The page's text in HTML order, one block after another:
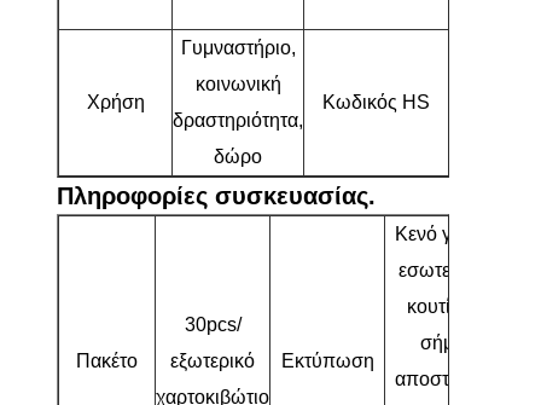
Χρήση
Γυμναστήριο,
κοινωνική
δραστηριότητα,
δώρο
Κωδικός HS
Πληροφορίες συσκευασίας.
Πακέτο
30pcs/
εξωτερικό
χαρτοκιβώτιο
Εκτύπωση
Κενό για το
εσωτερικό
κουτί, το
σήμα
αποστολής